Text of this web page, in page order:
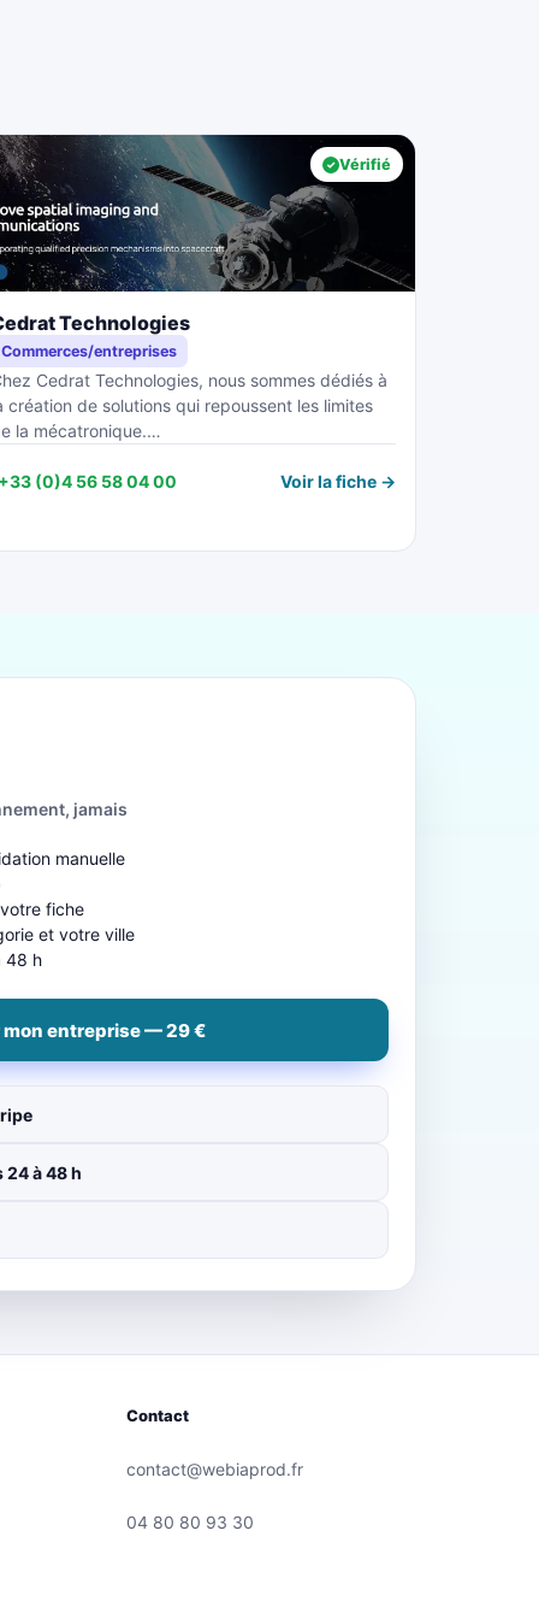
Vérifié
Technologies
Commerces/entreprises
Cedrat Technologies, nous sommes dédiés à
création de solutions qui repoussent les limites
la mécatronique.…
+33 (0)4 56 58 04 00 Voir la fiche →
jamais
manuelle
fiche
et votre ville
48 h
entreprise — 29 €
à 48 h
Contact
contact@webiaprod.fr
04 80 80 93 30